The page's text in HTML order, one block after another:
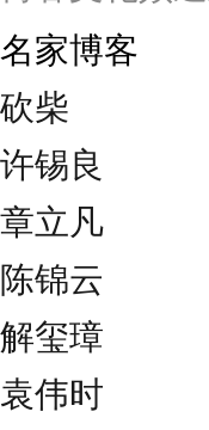
名家博客
砍柴
许锡良
章立凡
陈锦云
解玺璋
袁伟时